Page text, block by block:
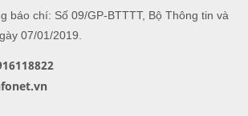
báo chí: Số 09/GP-BTTTT, Bộ Thông tin và
07/01/2019.